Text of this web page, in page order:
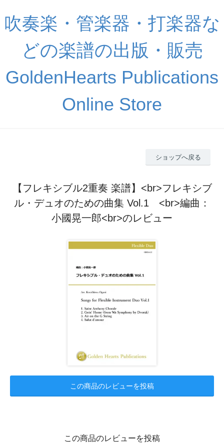
吹奏楽・管楽器・打楽器な
どの楽譜の出版・販売
GoldenHearts Publications
Online Store
ショップへ戻る
【フレキシブル2重奏 楽譜】<br>フレキシブ
ル・デュオのための曲集 Vol.1 <br>編曲：
小國晃一郎<br>のレビュー
この商品のレビューを投稿
この商品のレビューを投稿